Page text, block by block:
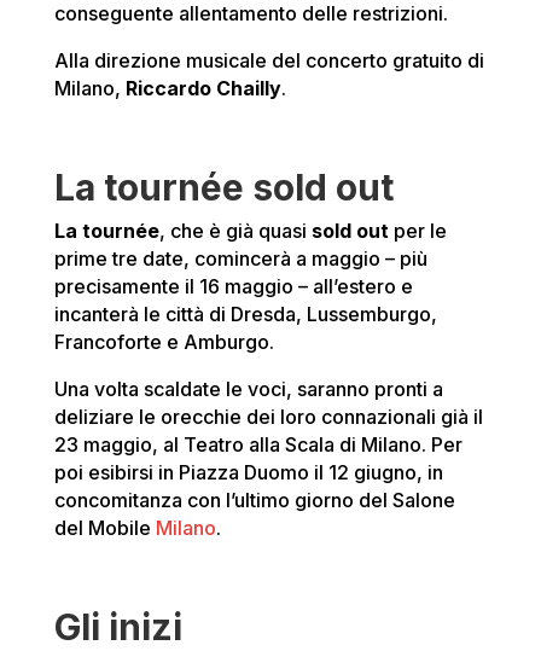
conseguente allentamento delle restrizioni.
Alla direzione musicale del concerto gratuito di
Milano, Riccardo Chailly.
La tournée sold out
La tournée, che è già quasi sold outper le
prime tre date, comincerà a maggio – più
precisamente il 16 maggio – all’estero e
incanterà le città di Dresda, Lussemburgo,
Francoforte e Amburgo.
Una volta scaldate le voci, saranno pronti a
deliziare le orecchie dei loro connazionali già il
23 maggio, al Teatro alla Scala di Milano. Per
poi esibirsi in Piazza Duomo il 12 giugno, in
concomitanza con l’ultimo giorno del Salone
del Mobile Milano.
Gli inizi